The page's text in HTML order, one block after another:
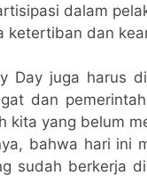
dalam
ketertiban dan
Day juga harus
dan
kita yang belum
bahwa hari ini
sudah berkerja